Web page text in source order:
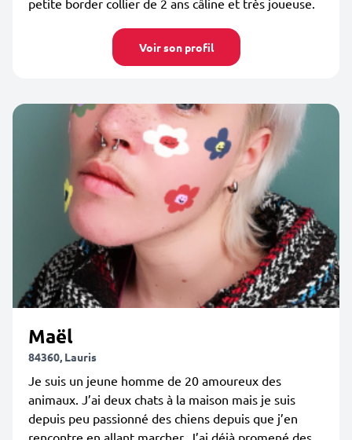
petite border collier de 2 ans câline et très joueuse.
Voir son profil
Maël
84360, Lauris
Je suis un jeune homme de 20 amoureux des
animaux. J’ai deux chats à la maison mais je suis
depuis peu passionné des chiens depuis que j’en
rencontre en allant marcher. J’ai déjà promené des